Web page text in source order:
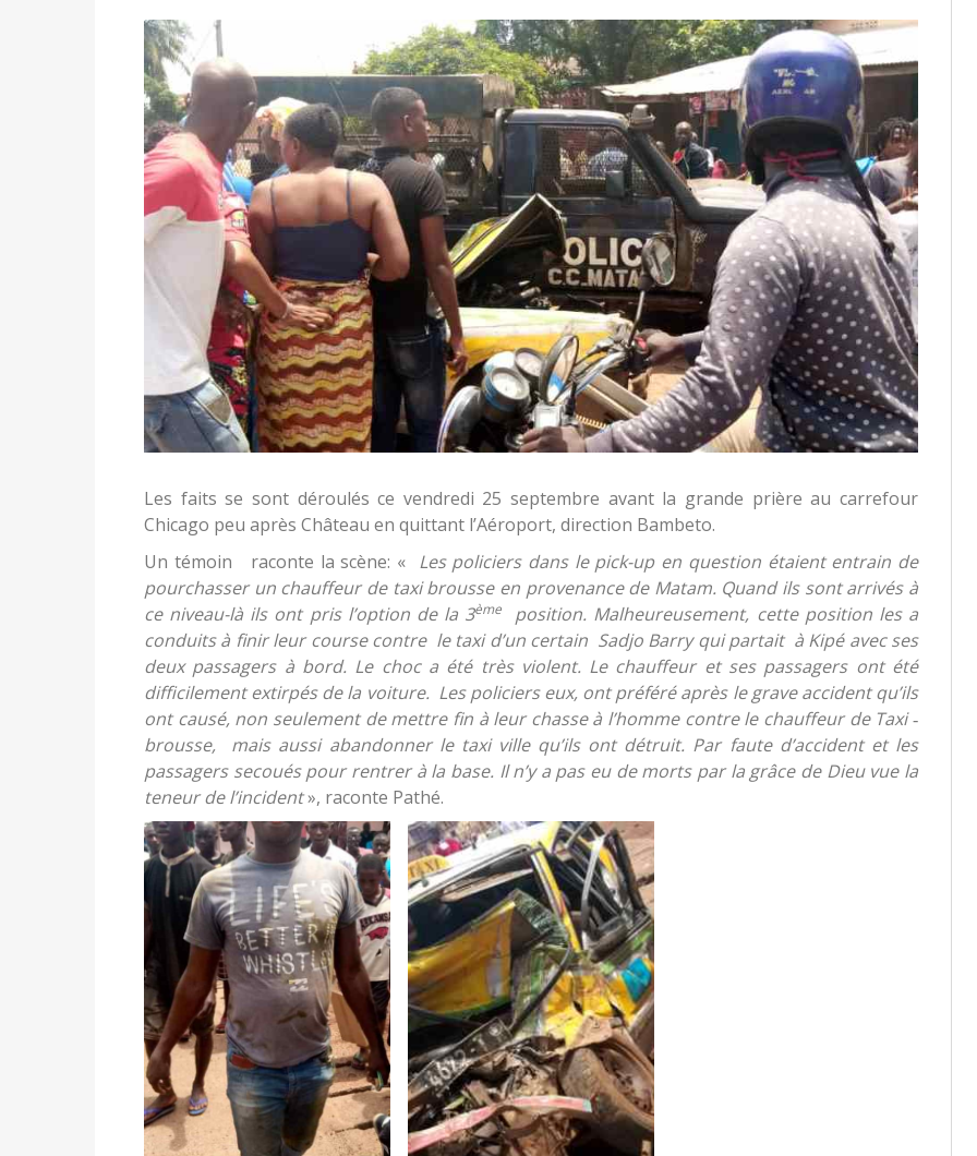
Les faits se sont déroulés ce vendredi 25 septembre avant la grande prière au carrefour
Chicago peu après Château en quittant l’Aéroport, direction Bambeto.
Un témoin raconte la scène: « Les policiers dans le pick-up en question étaient entrain de
pourchasser un chauffeur de taxi brousse en provenance de Matam. Quand ils sont arrivés à
ce niveau-là ils ont pris l’option de la 3ème
position. Malheureusement, cette position les a
conduits à finir leur course contre le taxi d’un certain Sadjo Barry qui partait à Kipé avec ses
deux passagers à bord. Le choc a été très violent. Le chauffeur et ses passagers ont été
difficilement extirpés de la voiture. Les policiers eux, ont préféré après le grave accident qu’ils
ont causé, non seulement de mettre fin à leur chasse à l’homme contre le chauffeur de Taxi ‐
brousse, mais aussi abandonner le taxi ville qu’ils ont détruit. Par faute d’accident et les
passagers secoués pour rentrer à la base. Il n’y a pas eu de morts par la grâce de Dieu vue la
teneur de l’incident», raconte Pathé.